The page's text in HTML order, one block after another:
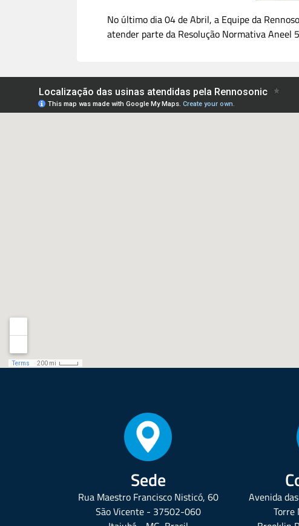
No último dia 04 de Abril, a Equipe da
atender parte da Resolução Normativa
Sede
Rua Maestro Francisco Nisticó, 60
São Vicente - 37502-060
Avenida
Torre